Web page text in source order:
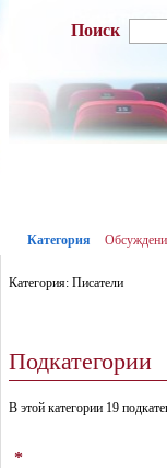
Поиск
Категория
Категория: Писатели
Подкатегории
В этой категории 19
*